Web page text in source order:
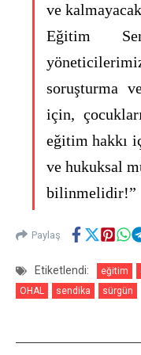
ve
Eğitim
soruşturma
için,
eğitim hakkı
ve hukuksal
bilinmelidir!”
Paylaş
Etiketlendi: eğitim
OHAL
sendika sürgün